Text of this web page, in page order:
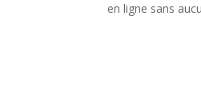
en ligne sans